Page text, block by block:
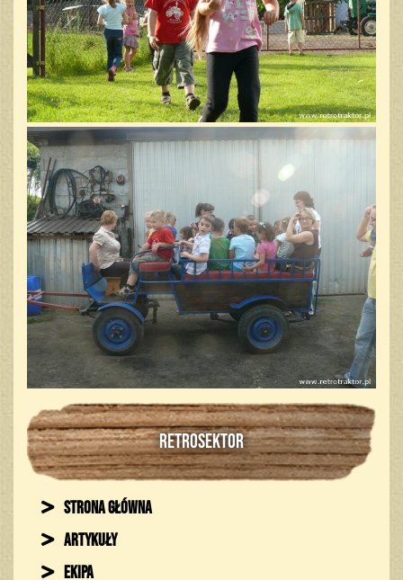
RETROSEKTOR
Strona główna
Artykuły
Ekipa